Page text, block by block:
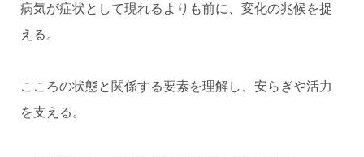
病気が症状として現れるよりも前に、変化の兆候を捉
える。
こころの状態と関係する要素を理解し、安らぎや活力
を支える。